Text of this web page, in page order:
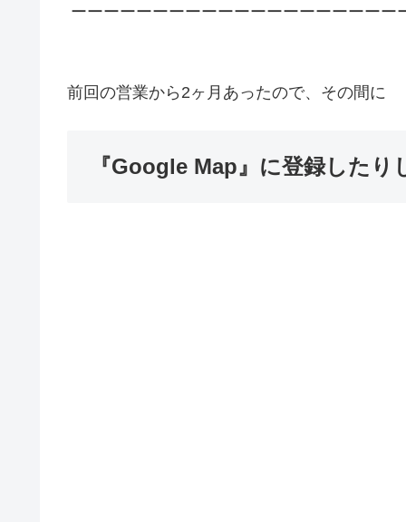
ーーーーーーーーーーーーーーーーーーー
前回の営業から2ヶ月あったので、その間に
『Google Map』に登録したり